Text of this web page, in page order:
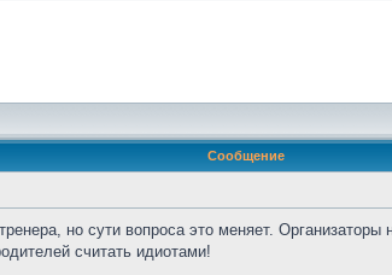
Сообщение
но сути вопроса это меняет.
считать идиотами!